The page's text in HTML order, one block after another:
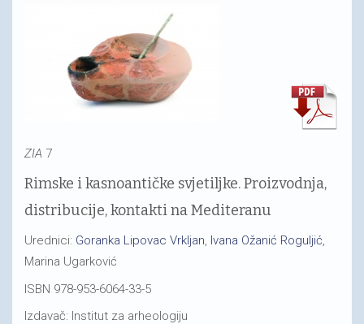
ZIA 7
Rimske i kasnoantičke svjetiljke. Proizvodnja,
distribucije, kontakti na Mediteranu
Urednici: Goranka Lipovac Vrkljan, Ivana Ožanić Roguljić,
Marina Ugarković
ISBN 978-953-6064-33-5
Izdavač: Institut za arheologiju